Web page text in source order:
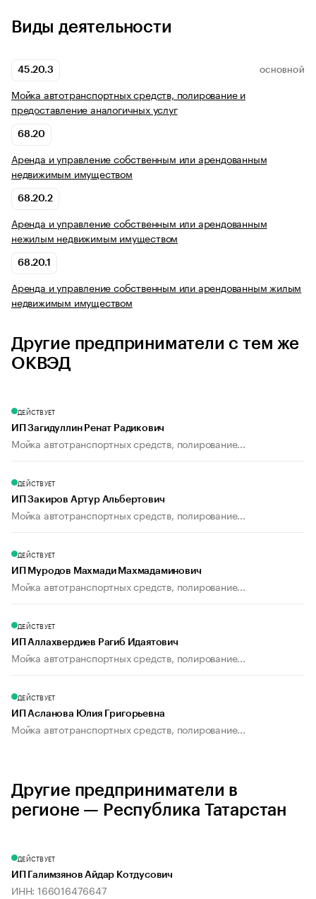
Виды деятельности
45.20.3 ОСНОВНОЙ
Мойка автотранспортных средств, полирование и
предоставление аналогичных услуг
68.20
Аренда и управление собственным или арендованным
недвижимым имуществом
68.20.2
Аренда и управление собственным или арендованным
нежилым недвижимым имуществом
68.20.1
Аренда и управление собственным или арендованным жилым
недвижимым имуществом
Другие предприниматели с тем же
ОКВЭД
ДЕЙСТВУЕТ
ИП Загидуллин Ренат Радикович
Мойка автотранспортных средств, полирование...
ДЕЙСТВУЕТ
ИП Закиров Артур Альбертович
Мойка автотранспортных средств, полирование...
ДЕЙСТВУЕТ
ИП Муродов Махмади Махмадаминович
Мойка автотранспортных средств, полирование...
ДЕЙСТВУЕТ
ИП Аллахвердиев Рагиб Идаятович
Мойка автотранспортных средств, полирование...
ДЕЙСТВУЕТ
ИП Асланова Юлия Григорьевна
Мойка автотранспортных средств, полирование...
Другие предприниматели в
регионе — Республика Татарстан
ДЕЙСТВУЕТ
ИП Галимзянов Айдар Котдусович
ИНН: 166016476647